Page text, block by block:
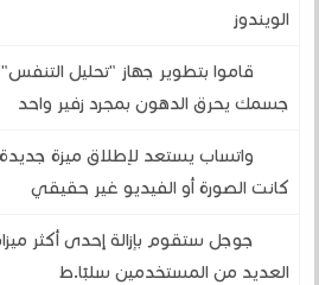
الويندوز
قاموا بتطوير جهاز "تحليل
جسمك يحرق الدهون بمجرد زفير واحد
واتساب يستعد لإطلاق ميزة جديدة
كانت الصورة أو الفيديو غير حقيقي
جوجل ستقوم بإزالة إحدى أكثر
العديد من المستخدمين سلبًا.ط